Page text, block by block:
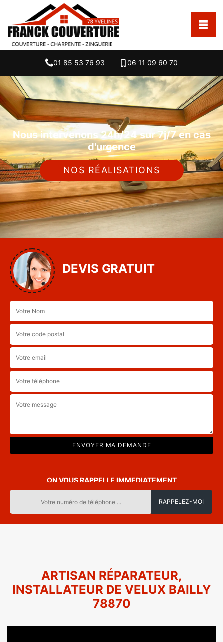
01 85 53 76 93 06 11 09 60 70
Nous intervenons 24h/24 sur 7j/7 en cas
d'urgence
NOS RÉALISATIONS
DEVIS GRATUIT
ON VOUS RAPPELLE IMMEDIATEMENT
ARTISAN RÉPARATEUR,
INSTALLATEUR DE VELUX BAILLY
78870